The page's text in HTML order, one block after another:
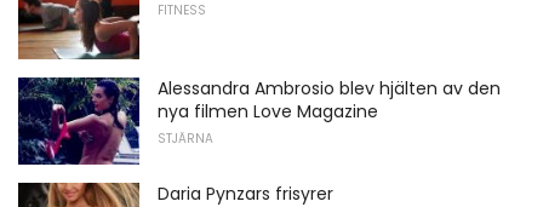
FITNESS
Alessandra Ambrosio blev hjälten av den
nya filmen Love Magazine
STJÄRNA
Daria Pynzars frisyrer